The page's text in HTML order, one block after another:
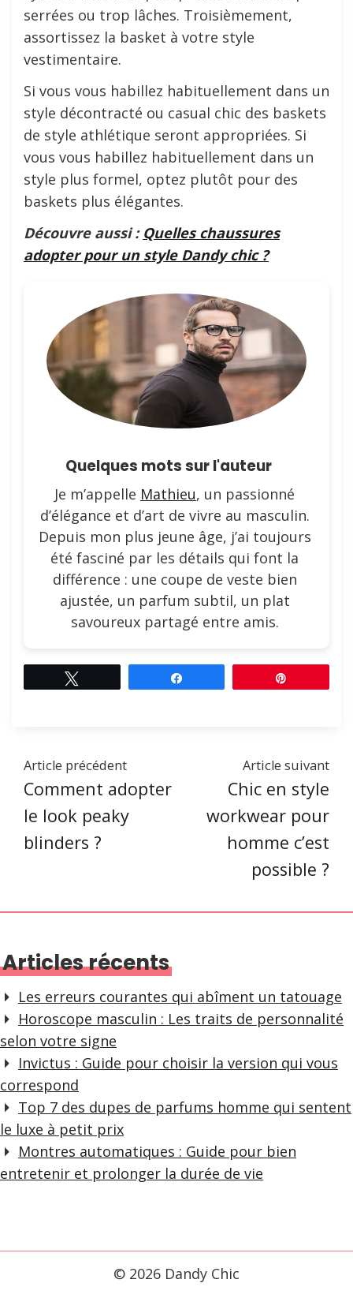
serrées ou trop lâches. Troisièmement,
assortissez la basket à votre style
vestimentaire.
Si vous vous habillez habituellement dans un
style décontracté ou casual chic des baskets
de style athlétique seront appropriées. Si
vous vous habillez habituellement dans un
style plus formel, optez plutôt pour des
baskets plus élégantes.
Découvre aussi : Quelles chaussures
adopter pour un style Dandy chic ?
Quelques mots sur l'auteur
Je m’appelle Mathieu, un passionné
d’élégance et d’art de vivre au masculin.
Depuis mon plus jeune âge, j’ai toujours
été fasciné par les détails qui font la
différence : une coupe de veste bien
ajustée, un parfum subtil, un plat
savoureux partagé entre amis.
Article précédent
Comment adopter
le look peaky
blinders ?
Article suivant
Chic en style
workwear pour
homme c’est
possible ?
Articles récents
Les erreurs courantes qui abîment un tatouage
Horoscope masculin : Les traits de personnalité
selon votre signe
Invictus : Guide pour choisir la version qui vous
correspond
Top 7 des dupes de parfums homme qui sentent
le luxe à petit prix
Montres automatiques : Guide pour bien
entretenir et prolonger la durée de vie
© 2026 Dandy Chic